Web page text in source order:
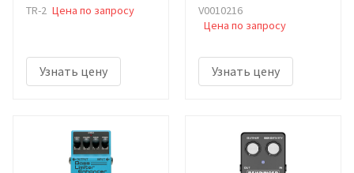
TR-2 Цена по запросу
Узнать цену
V0010216
Цена по запросу
Узнать цену